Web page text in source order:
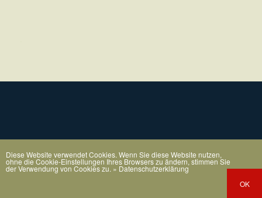
Diese Website verwendet Cookies. Wenn Sie diese Website nutzen,
ohne die Cookie-Einstellungen Ihres Browsers zu ändern, stimmen Sie
der Verwendung von Cookies zu. » Datenschutzerklärung
OK